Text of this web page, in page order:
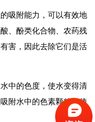
吸附能力，可以有效地
、酚类化合物、农药残
害，因此去除它们是活
中的色度，使水变得清
附水中的色素颗粒，使